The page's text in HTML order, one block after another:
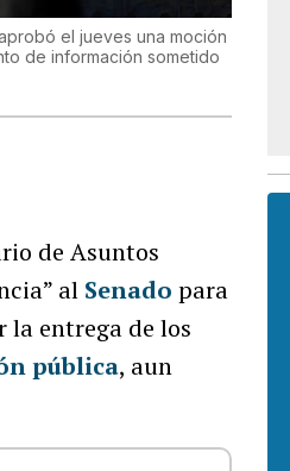
el jueves una moción
de información sometido
de Asuntos
al Senado para
la entrega de los
pública, aun